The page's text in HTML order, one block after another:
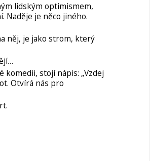
lidským optimismem,
Naděje je něco jiného.
něj, je jako strom, který
komedii, stojí nápis: „Vzdej
Otvírá nás pro